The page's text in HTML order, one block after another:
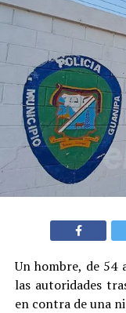
Un hombre, de 54
las autoridades
en contra de una